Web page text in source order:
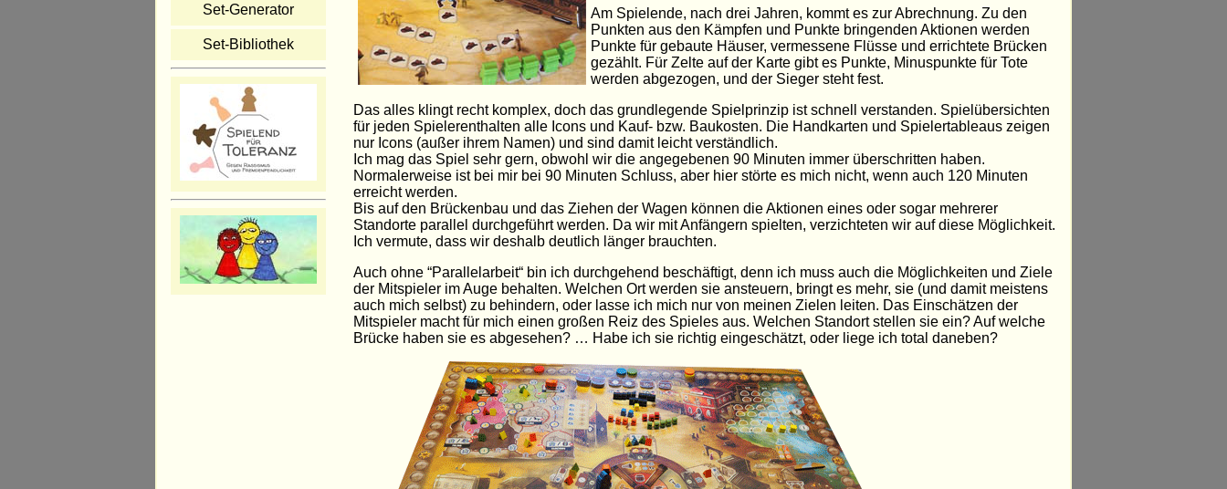
Set-Generator
Set-Bibliothek
Am Spielende, nach drei Jahren, kommt es zur Abrechnung. Zu den
Punkten aus den Kämpfen und Punkte bringenden Aktionen werden
Punkte für gebaute Häuser, vermessene Flüsse und errichtete Brücken
gezählt. Für Zelte auf der Karte gibt es Punkte, Minuspunkte für Tote
werden abgezogen, und der Sieger steht fest.
Das alles klingt recht komplex, doch das grundlegende Spielprinzip ist schnell verstanden. Spielübersichten
für jeden Spielerenthalten alle Icons und Kauf- bzw. Baukosten. Die Handkarten und Spielertableaus zeigen
nur Icons (außer ihrem Namen) und sind damit leicht verständlich.
Ich mag das Spiel sehr gern, obwohl wir die angegebenen 90 Minuten immer überschritten haben.
Normalerweise ist bei mir bei 90 Minuten Schluss, aber hier störte es mich nicht, wenn auch 120 Minuten
erreicht werden.
Bis auf den Brückenbau und das Ziehen der Wagen können die Aktionen eines oder sogar mehrerer
Standorte parallel durchgeführt werden. Da wir mit Anfängern spielten, verzichteten wir auf diese Möglichkeit.
Ich vermute, dass wir deshalb deutlich länger brauchten.
Auch ohne “Parallelarbeit“ bin ich durchgehend beschäftigt, denn ich muss auch die Möglichkeiten und Ziele
der Mitspieler im Auge behalten. Welchen Ort werden sie ansteuern, bringt es mehr, sie (und damit meistens
auch mich selbst) zu behindern, oder lasse ich mich nur von meinen Zielen leiten. Das Einschätzen der
Mitspieler macht für mich einen großen Reiz des Spieles aus. Welchen Standort stellen sie ein? Auf welche
Brücke haben sie es abgesehen? … Habe ich sie richtig eingeschätzt, oder liege ich total daneben?